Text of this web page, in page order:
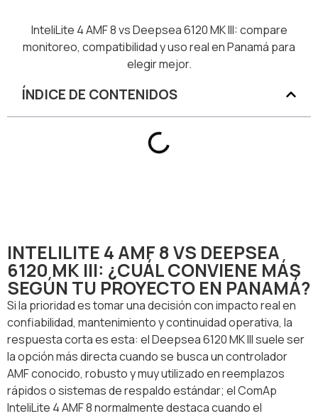
InteliLite 4 AMF 8 vs Deepsea 6120 MK III: compare
monitoreo, compatibilidad y uso real en Panamá para
elegir mejor.
ÍNDICE DE CONTENIDOS
INTELILITE 4 AMF 8 VS DEEPSEA
6120 MK III: ¿CUÁL CONVIENE MÁS
SEGÚN TU PROYECTO EN PANAMÁ?
Si la prioridad es tomar una decisión con impacto real en
confiabilidad, mantenimiento y continuidad operativa, la
respuesta corta es esta: el Deepsea 6120 MK III suele ser
la opción más directa cuando se busca un controlador
AMF conocido, robusto y muy utilizado en reemplazos
rápidos o sistemas de respaldo estándar; el ComAp
InteliLite 4 AMF 8 normalmente destaca cuando el